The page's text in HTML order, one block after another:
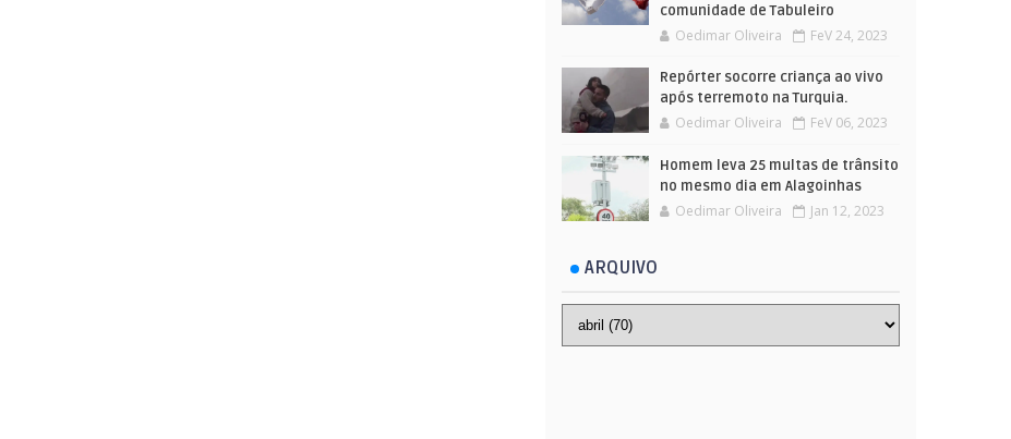
comunidade de Tabuleiro
Oedimar Oliveira FeV 24, 2023
Repórter socorre criança ao vivo
após terremoto na Turquia.
Oedimar Oliveira FeV 06, 2023
Homem leva 25 multas de trânsito
no mesmo dia em Alagoinhas
Oedimar Oliveira Jan 12, 2023
ARQUIVO